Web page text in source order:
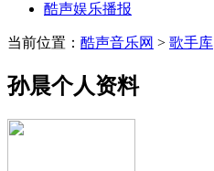
酷声娱乐播报
当前位置： 酷声音乐网 > 歌手库
孙晨个人资料